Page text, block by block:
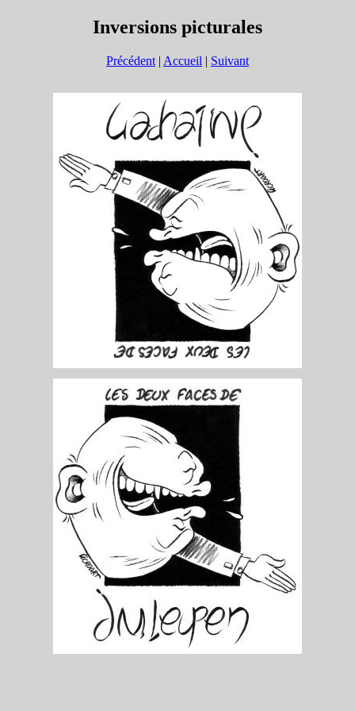
Inversions picturales
Précédent | Accueil | Suivant